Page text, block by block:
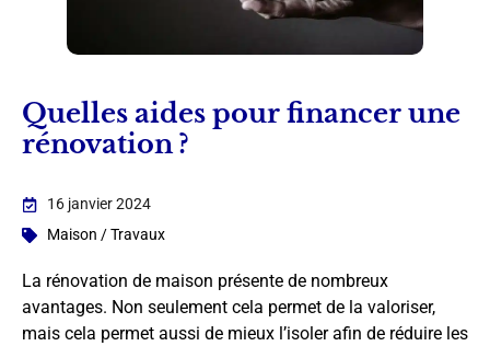
Quelles aides pour financer une
rénovation ?
16 janvier 2024
Maison / Travaux
La rénovation de maison présente de nombreux
avantages. Non seulement cela permet de la valoriser,
mais cela permet aussi de mieux l’isoler afin de réduire les